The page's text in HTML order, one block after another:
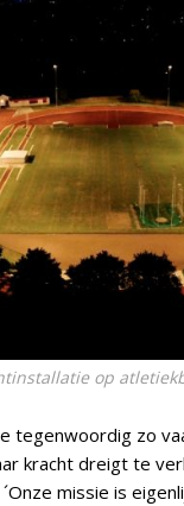
op
tegenwoordig zo
kracht dreigt te
missie is